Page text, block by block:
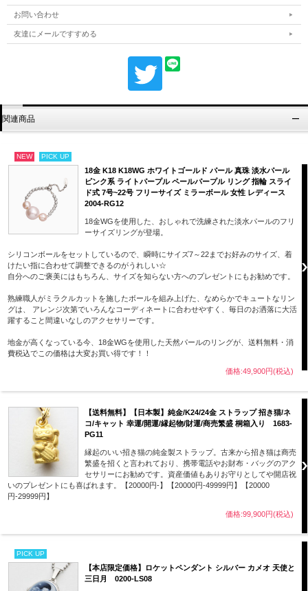
お問い合わせ
友達にメールですすめる
関連商品
NEW PICK UP
18金 K18 K18WG ホワイトゴールド パール 真珠 淡水パール
ピンク系 ライトパープル ペールパープル リング 指輪 スライ
ド式 7号~22号 フリーサイズ ミラーボール 女性 レディース
2004-RG12
18金WGを使用した、おしゃれで洗練された淡水パールのフリ
ーサイズリングが登場。
シリコンボールをセットしているので、瞬時にサイズ7～22までお好みのサイズ、着
けたい指に合わせて調整できるのがうれしい☆
自分へのご褒美にはもちろん、サイズを知らない方へのプレゼントにもお勧めです。
熟練職人がミラクルカットを施したボールを組み上げた、なめらかでキュートなリン
グは、 アレンジ次第でいろんなコーディネートに合わせやすく、毎日のお洒落に大活
躍すること間違いなしのアクセサリーです。
地金が高くなっている今、18金WGを使用した天然パールのリングが、送料無料・消
費税込でこの価格は大変お買い得です！！
価格:49,900円(税込)
【送料無料】【日本製】純金/K24/24金 ストラップ 招き猫/ネ
コ/キャット 幸運/開運/縁起物/財運/商売繁盛 桐箱入り 1683-
PG11
縁起のいい招き猫の純金製ストラップ。古来から招き猫は商売
繁盛を招くと言われており、携帯電話やお財布・バッグのアク
セサリーにお勧めです。資産価値もありお守りとしてや開店祝
いのプレゼントにも喜ばれます。【20000円-】【20000円-49999円】【20000
円-29999円】
価格:99,900円(税込)
PICK UP
【本店限定価格】ロケットペンダント シルバー カメオ 天使と
三日月 0200-LS08